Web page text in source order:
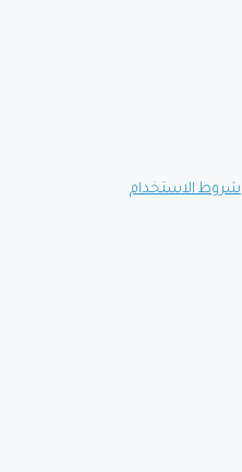
شروط الاستخدام